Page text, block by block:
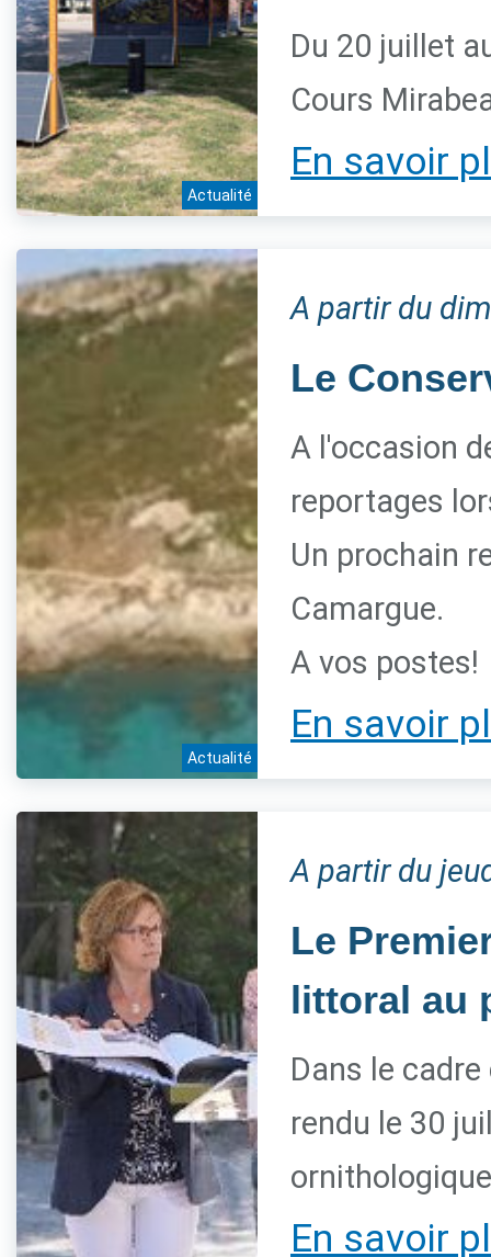
Actualité
Du 20 juillet
Cours
En savoir
Actualité
A partir du
Le
A l'occasion
reportages
Un prochain
Camargue.
A vos postes!
En savoir
A partir du
Le
littoral au
Dans le
rendu le 30
En savoir